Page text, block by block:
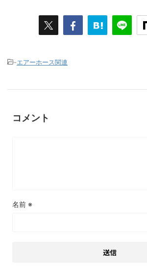
-エアーホース関連
コメント
名前 ※